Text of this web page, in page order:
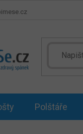
Polštáře